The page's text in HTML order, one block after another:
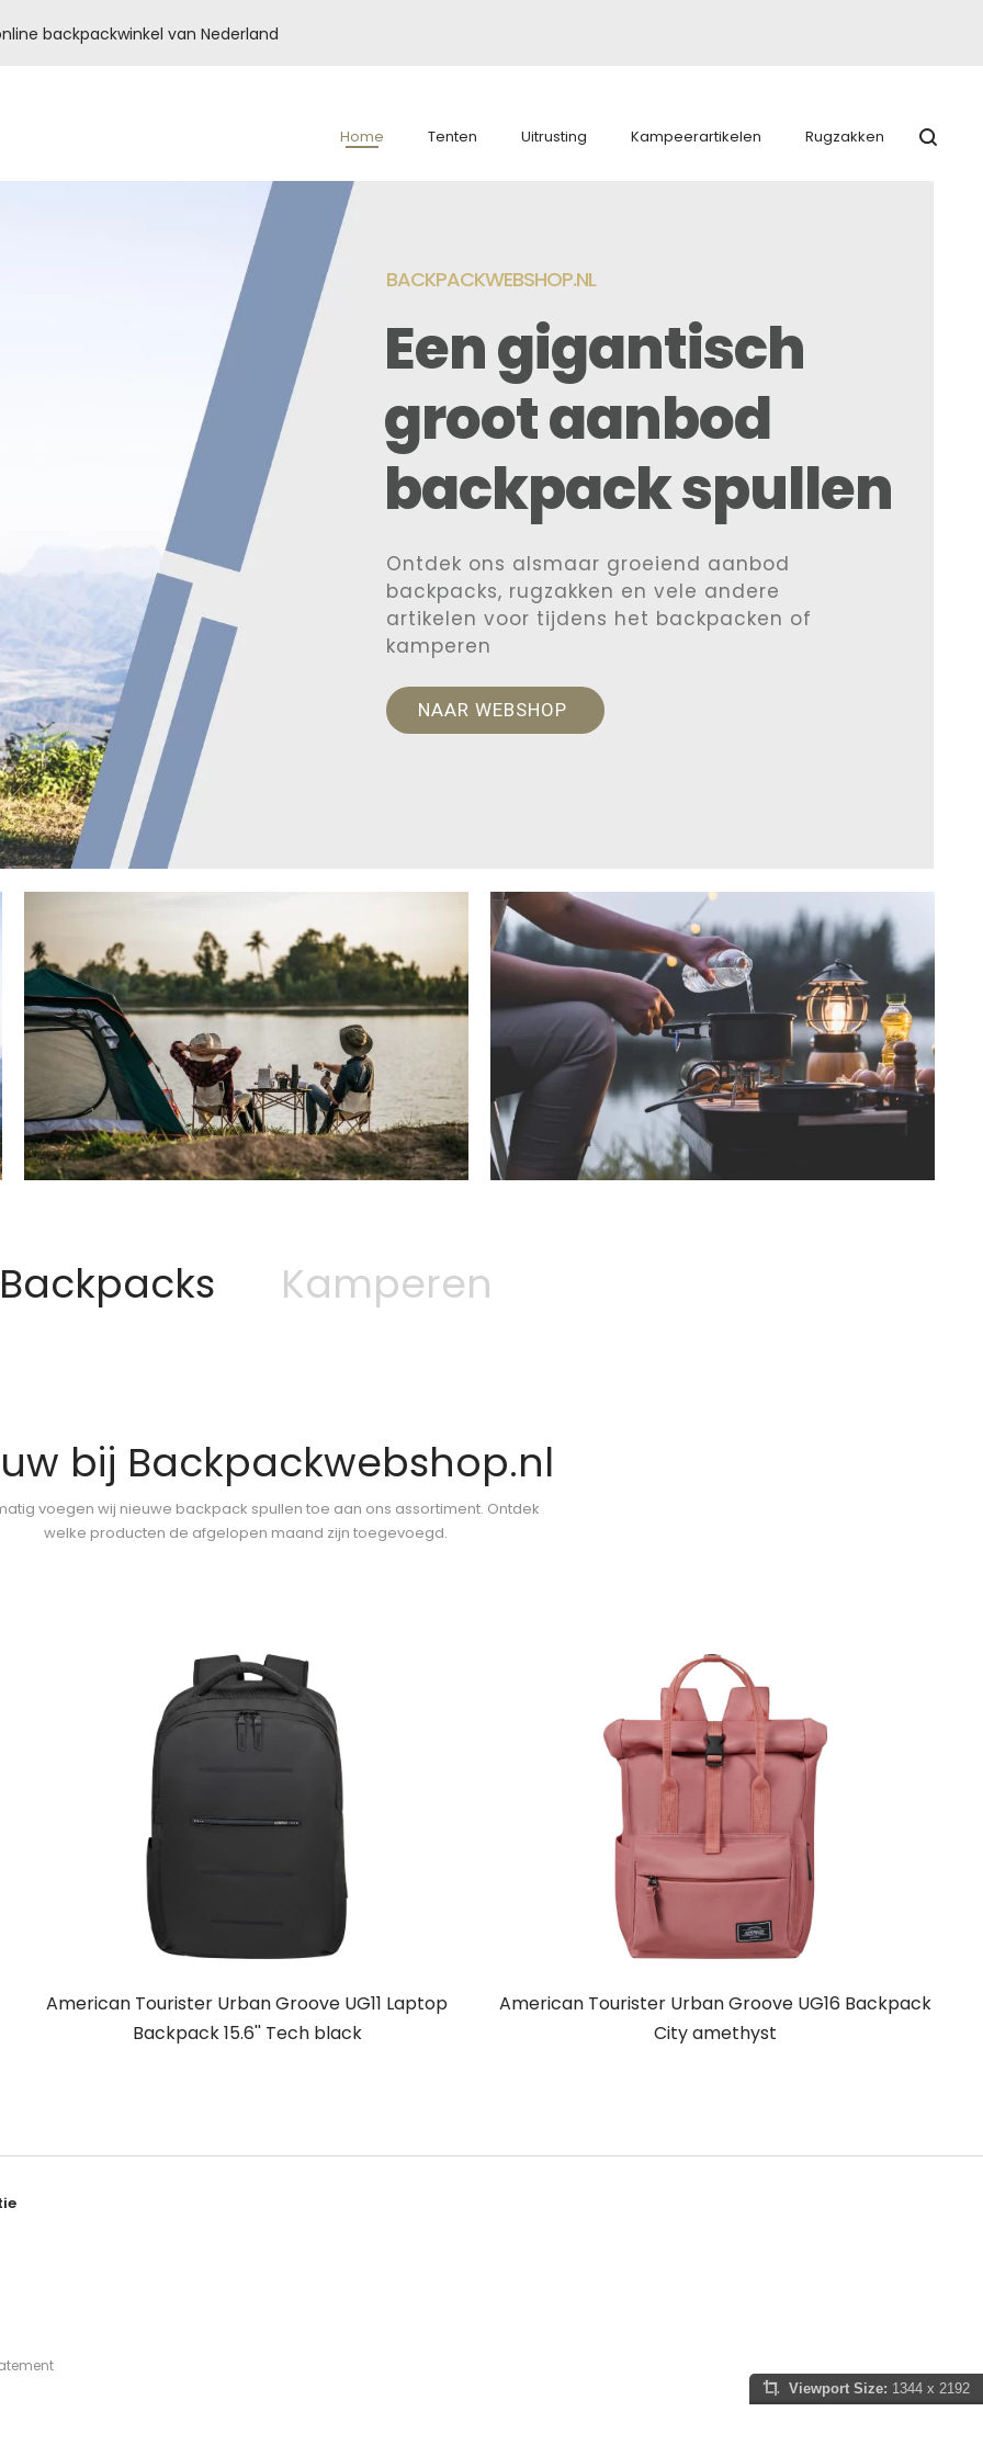
backpackwinkel van Nederland
Home Tenten Uitrusting Kampeerartikelen Rugzakken
BACKPACKWEBSHOP.NL
Een gigantisch
groot aanbod
backpack spullen
Ontdek ons alsmaar groeiend aanbod
backpacks, rugzakken en vele andere
artikelen voor tijdens het backpacken of
kamperen
NAAR WEBSHOP
Backpacks Kamperen
bij Backpackwebshop.nl
voegen wij nieuwe backpack spullen toe aan ons assortiment. Ontdek
welke producten de afgelopen maand zijn toegevoegd.
American Tourister Urban Groove UG11 Laptop
Backpack 15.6'' Tech black
American Tourister Urban Groove UG16 Backpack
City amethyst
Viewport Size: 1344 x 2192